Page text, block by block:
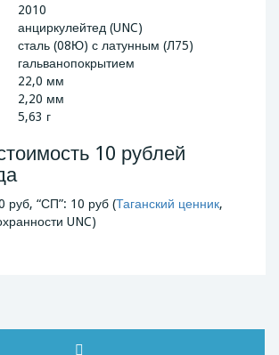
2010
анциркулейтед (UNC)
сталь (08Ю) с латунным (Л75)
гальванопокрытием
22,0 мм
2,20 мм
5,63 г
10 рублей
руб, “СП”: 10 руб (Таганский ценник,
UNC)